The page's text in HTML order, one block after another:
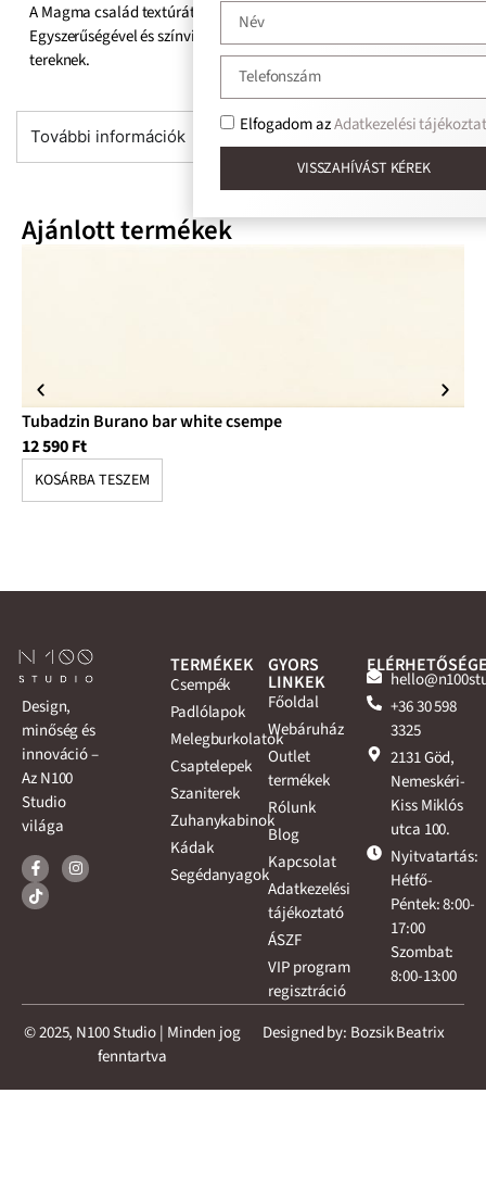
A Magma család textúrát és színt nyújt a tereknek.
Egyszerűségével és színvilágával tökéletes kiegészítője a
tereknek.
További információk
Ajánlott termékek
Tubadzin Burano bar white csempe
12 590Ft
KOSÁRBA TESZEM
Design,
minőség és
innováció –
Az N100
Studio
világa
TERMÉKEK
Csempék
Padlólapok
Melegburkolatok
Csaptelepek
Szaniterek
Zuhanykabinok
Kádak
Segédanyagok
GYORS
LINKEK
Főoldal
Webáruház
Outlet
termékek
Rólunk
Blog
Kapcsolat
Adatkezelési
tájékoztató
ÁSZF
VIP program
regisztráció
+36 30 598
3325
2131 Göd,
Nemeskéri-
Kiss Miklós
utca 100.
Nyitvatartás:
Hétfő-
Péntek: 8:00-
17:00
Szombat:
8:00-13:00
© 2025, N100 Studio | Minden jog
fenntartva
Designed by: Bozsik Beatrix
Elfogadom azAdatkezelési
VISSZAHÍVÁST KÉREK